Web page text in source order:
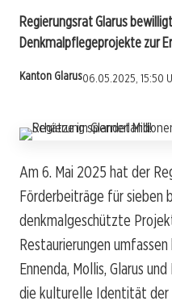
Regierungsrat Glarus
Denkmalpflegeprojekte zur
Kanton Glarus06.05.2025, 15:50
Am 6. Mai 2025 hat der
Förderbeiträge für sieben
denkmalgeschützte
Restaurierungen
Ennenda, Mollis, Glarus
die kulturelle Identität der